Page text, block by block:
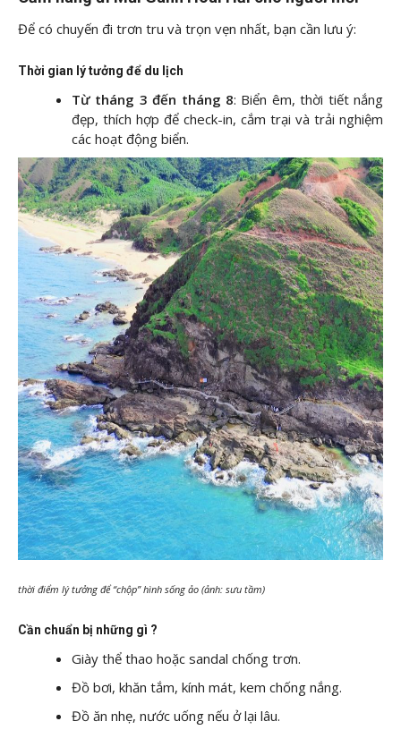
Để có chuyến đi trơn tru và trọn vẹn nhất, bạn cần lưu ý:
Thời gian lý tưởng để du lịch
Từ tháng 3 đến tháng 8: Biển êm, thời tiết nắng
đẹp, thích hợp để check-in, cắm trại và trải nghiệm
các hoạt động biển.
thời điểm lý tưởng để “chộp” hình sống ảo (ảnh: sưu tầm)
Cần chuẩn bị những gì ?
Giày thể thao hoặc sandal chống trơn.
Đồ bơi, khăn tắm, kính mát, kem chống nắng.
Đồ ăn nhẹ, nước uống nếu ở lại lâu.